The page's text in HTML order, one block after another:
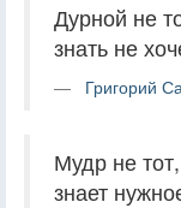
Дурной не
знать не
Григорий
Мудр не
знает